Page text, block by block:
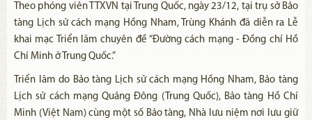
Theo phóng viên TTXVN tại Trung Quốc, ngày 23/12, tại trụ sở Bảo
tàng Lịch sử cách mạng Hồng Nham, Trùng Khánh đã diễn ra Lễ
khai mạc Triển lãm chuyên đề “Đường cách mạng - Đồng chí Hồ
Chí Minh ở Trung Quốc.”
Triển lãm do Bảo tàng Lịch sử cách mạng Hồng Nham, Bảo tàng
Lịch sử cách mạng Quảng Đông (Trung Quốc), Bảo tàng Hồ Chí
Minh (Việt Nam) cùng một số Bảo tàng, Nhà lưu niệm nơi lưu giữ